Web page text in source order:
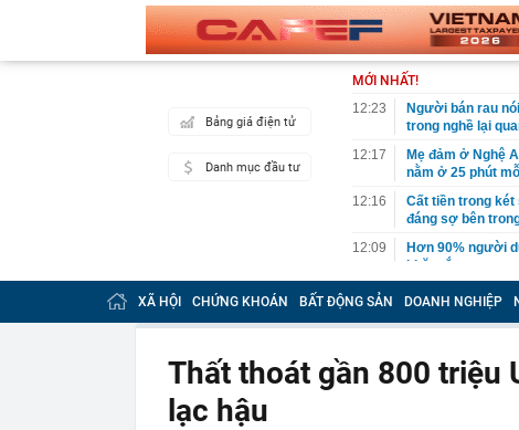
Bảng giá điện tử
Danh mục đầu tư
MỚI NHẤT!
12:23
Người bán rau
trong nghề lại
12:17
Mẹ đảm ở Nghệ
nằm ở 25 phút
12:16
Cất tiền trong
đáng sợ bên
12:09
Hơn 90% người
khăn tắm
12:04
Mr Pips nhờ bạn
12:00
Từ 20h00 hôm
12:00
Cổ phiếu Hóa
XÃ HỘI CHỨNG KHOÁN BẤT ĐỘNG SẢN DOANH NGHIỆP
Thất thoát gần 800 triệu
lạc hậu